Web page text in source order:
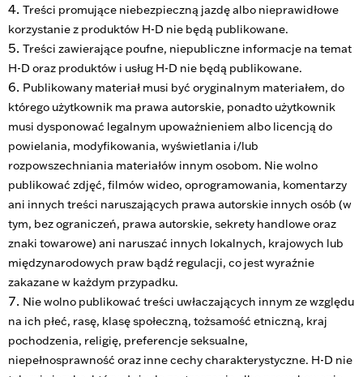
Treści promujące niebezpieczną jazdę albo nieprawidłowe
korzystanie z produktów H-D nie będą publikowane.
Treści zawierające poufne, niepubliczne informacje na temat
H-D oraz produktów i usług H-D nie będą publikowane.
Publikowany materiał musi być oryginalnym materiałem, do
którego użytkownik ma prawa autorskie, ponadto użytkownik
musi dysponować legalnym upoważnieniem albo licencją do
powielania, modyfikowania, wyświetlania i/lub
rozpowszechniania materiałów innym osobom. Nie wolno
publikować zdjęć, filmów wideo, oprogramowania, komentarzy
ani innych treści naruszających prawa autorskie innych osób (w
tym, bez ograniczeń, prawa autorskie, sekrety handlowe oraz
znaki towarowe) ani naruszać innych lokalnych, krajowych lub
międzynarodowych praw bądź regulacji, co jest wyraźnie
zakazane w każdym przypadku.
Nie wolno publikować treści uwłaczających innym ze względu
na ich płeć, rasę, klasę społeczną, tożsamość etniczną, kraj
pochodzenia, religię, preferencje seksualne,
niepełnosprawność oraz inne cechy charakterystyczne. H-D nie